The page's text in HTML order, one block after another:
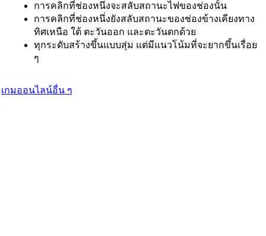
การคลิกที่ช่องหนึ่งจะสลับสถานะไฟของช่องนั้น
การคลิกที่ช่องหนึ่งยังสลับสถานะของช่องข้างเคียงทาง
ทิศเหนือ ใต้ ตะวันออก และตะวันตกด้วย
ทุกระดับสร้างขึ้นแบบสุ่ม แต่มีแนวโน้มที่จะยากขึ้นเรื่อย
ๆ
เกมออนไลน์อื่น ๆ